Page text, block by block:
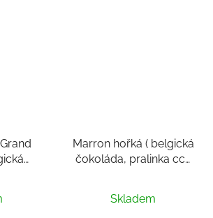
Marron hořká ( belgická
čokoláda, pralinka cca
Skladem